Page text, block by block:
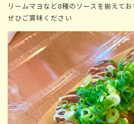
リームマヨなど8種のソースを揃えてお
ぜひご賞味ください